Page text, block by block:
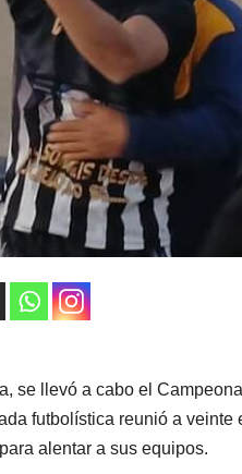
se llevó a cabo el
futbolística reunió a veinte
alentar a sus equipos.